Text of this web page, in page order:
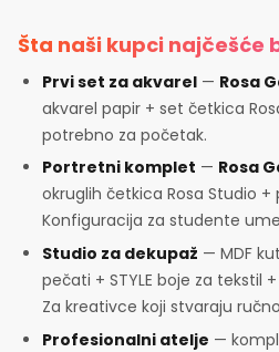
Šta naši kupci najčešće
Prvi set za akvarel — Rosa
akvarel papir + set četkica
potrebno za početak.
Portretni komplet — Rosa
okruglih četkica Rosa Studio +
Konfiguracija za studente
Studio za dekupaž — MDF
pečati + STYLE boje za tekstil
Za kreativce koji stvaraju
Profesionalni atelje —